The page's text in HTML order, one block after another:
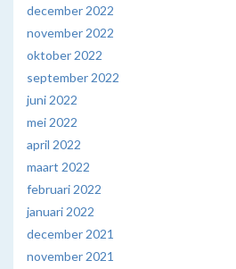
december 2022
november 2022
oktober 2022
september 2022
juni 2022
mei 2022
april 2022
maart 2022
februari 2022
januari 2022
december 2021
november 2021